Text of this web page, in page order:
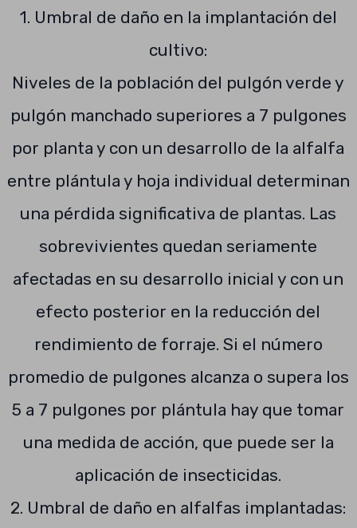
1. Umbral de daño en la implantación del
cultivo:
Niveles de la población del pulgón verde y
pulgón manchado superiores a 7 pulgones
por planta y con un desarrollo de la alfalfa
entre plántula y hoja individual determinan
una pérdida significativa de plantas. Las
sobrevivientes quedan seriamente
afectadas en su desarrollo inicial y con un
efecto posterior en la reducción del
rendimiento de forraje. Si el número
promedio de pulgones alcanza o supera los
5 a 7 pulgones por plántula hay que tomar
una medida de acción, que puede ser la
aplicación de insecticidas.
2. Umbral de daño en alfalfas implantadas: